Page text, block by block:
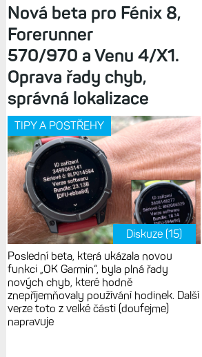
Nová beta pro Fénix 8,
Forerunner
570/970 a Venu 4/X1.
Oprava řady chyb,
správná lokalizace
TIPY A POSTŘEHY
Diskuze (15)
Poslední beta, která ukázala novou
funkci „OK Garmin“, byla plná řady
nových chyb, které hodně
znepříjemňovaly používání hodinek. Další
verze toto z velké části (doufejme)
napravuje